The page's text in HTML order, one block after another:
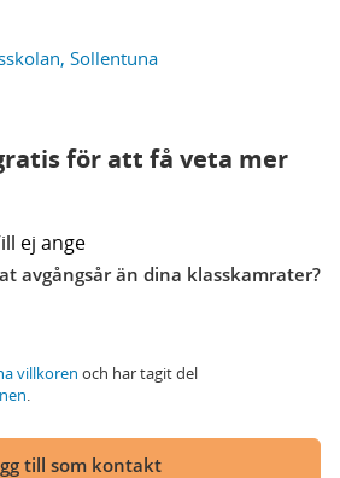
Sollentuna
för att få veta mer
ej ange
avgångsår än dina klasskamrater?
villkoren och har tagit del
.
till som kontakt